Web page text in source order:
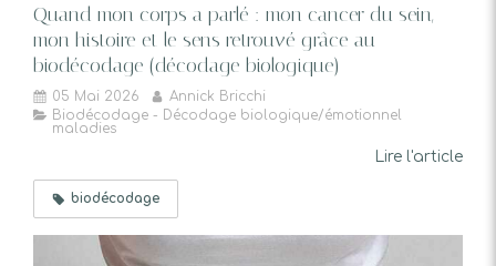
Quand mon corps a parlé : mon cancer du sein,
mon histoire et le sens retrouvé grâce au
biodécodage (décodage biologique)
05 Mai 2026
Annick Bricchi
Biodécodage - Décodage biologique/émotionnel
maladies
Lire l'article
biodécodage